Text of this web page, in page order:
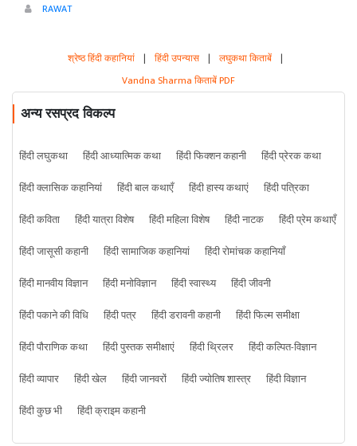
RAWAT
श्रेष्ठ हिंदी कहानियां | हिंदी उपन्यास | लघुकथा किताबें |
Vandna Sharma किताबें PDF
अन्य रसप्रद विकल्प
हिंदी लघुकथा हिंदी आध्यात्मिक कथा हिंदी फिक्शन कहानी
हिंदी प्रेरक कथा
हिंदी क्लासिक कहानियां
हिंदी बाल कथाएँ हिंदी हास्य कथाएं
हिंदी पत्रिका
हिंदी कविता
हिंदी यात्रा विशेष हिंदी महिला विशेष हिंदी नाटक
हिंदी प्रेम कथाएँ
हिंदी जासूसी कहानी
हिंदी सामाजिक कहानियां
हिंदी रोमांचक कहानियाँ
हिंदी मानवीय विज्ञान
हिंदी मनोविज्ञान हिंदी स्वास्थ्य
हिंदी जीवनी
हिंदी पकाने की विधि
हिंदी पत्र हिंदी डरावनी कहानी
हिंदी फिल्म समीक्षा
हिंदी पौराणिक कथा
हिंदी पुस्तक समीक्षाएं हिंदी थ्रिलर
हिंदी कल्पित-विज्ञान
हिंदी व्यापार
हिंदी खेल हिंदी जानवरों हिंदी ज्योतिष शास्त्र
हिंदी विज्ञान
हिंदी कुछ भी
हिंदी क्राइम कहानी